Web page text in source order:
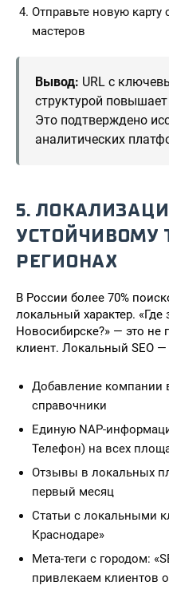
Отправьте новую карту
мастеров
Вывод: URL с
структурой
Это подтверждено
аналитических
5.
УСТОЙЧИВОМУ
РЕГИОНАХ
В России более 70%
локальный характер. «Где
Новосибирске?» — это не
клиент. Локальный SEO
Добавление компании
справочники
Единую NAP-
Телефон) на всех
Отзывы в локальных
первый месяц
Статьи с локальными
Краснодаре»
Мета-теги с городом:
привлекаем клиентов